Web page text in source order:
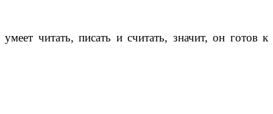
умеет читать, писать и считать, значит, он готов к